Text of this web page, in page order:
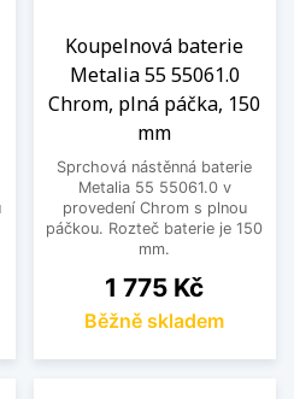
Koupelnová baterie
Metalia 55 55061.0
Chrom, plná páčka, 150
mm
Sprchová nástěnná baterie
Metalia 55 55061.0 v
provedení Chrom s plnou
páčkou. Rozteč baterie je 150
mm.
Cena
1 775 Kč
Běžně skladem